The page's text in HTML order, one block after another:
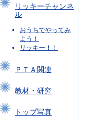
リッキーチャンネ
ル
おうちでやってみ
よう！
リッキー！！
ＰＴＡ関連
教材・研究
トップ写真